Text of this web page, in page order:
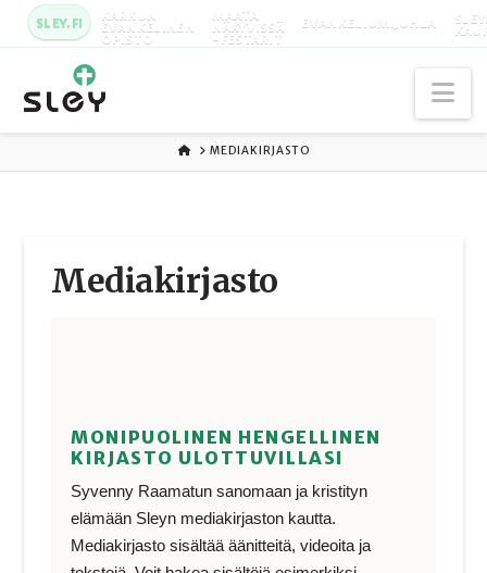
SLEY.FI KARKUN
EVANKELINEN
OPISTO
MAATA
NÄKYVISSÄ
-FESTARIT
EVANKELIUMIJUHLA
ETUSIVU
MEDIAKIRJASTO
Media­kirjasto
MONIPUOLINEN HENGELLINEN
KIRJASTO ULOTTUVILLASI
Syvenny Raamatun sanomaan ja kristityn
elämään Sleyn mediakirjaston kautta.
Mediakirjasto sisältää äänitteitä, videoita ja